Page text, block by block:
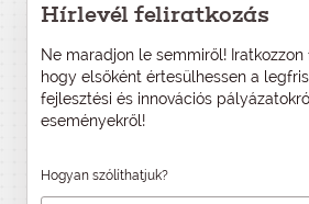
Hírlevél feliratkozás
Ne maradjon le semmiről! Iratkozzon
hogy elsőként értesülhessen a
fejlesztési és innovációs
eseményekről!
Hogyan szólíthatjuk?